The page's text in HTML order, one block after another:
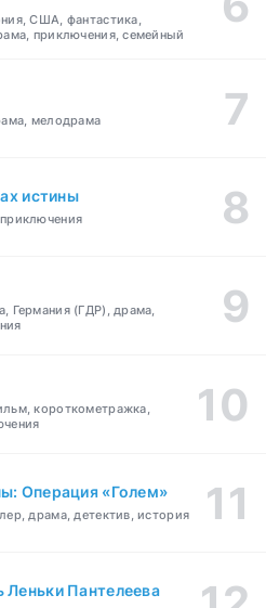
США, фантастика,
приключения, семейный
мелодрама
истины
Германия (ГДР), драма,
короткометражка,
Операция «Голем»
драма, детектив, история
Пантелеева